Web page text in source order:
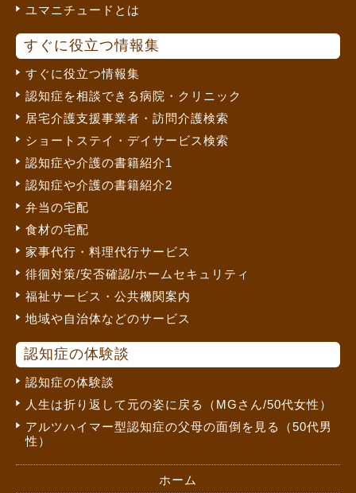
ユマニチュードとは
すぐに役立つ情報集
すぐに役立つ情報集
認知症を相談できる病院・クリニック
居宅介護支援事業者・訪問介護検索
ショートステイ・デイサービス検索
認知症や介護の書籍紹介1
認知症や介護の書籍紹介2
弁当の宅配
食材の宅配
家事代行・料理代行サービス
徘徊対策/安否確認/ホームセキュリティ
福祉サービス・公共機関案内
地域や自治体などのサービス
認知症の体験談
認知症の体験談
人生は折り返して元の姿に戻る（MGさん/50代女性）
アルツハイマー型認知症の父母の面倒を見る（50代男
性）
ホーム